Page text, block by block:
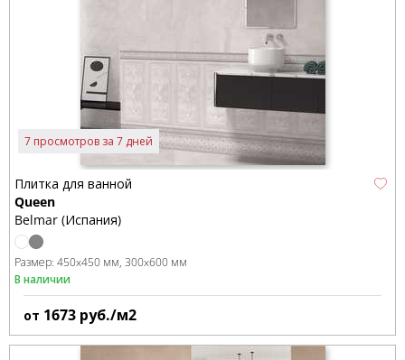
7 просмотров за 7 дней
Плитка для ванной
Queen
Belmar (Испания)
Размер: 450x450 мм 300x600 мм
В наличии
от 1673 руб./м2